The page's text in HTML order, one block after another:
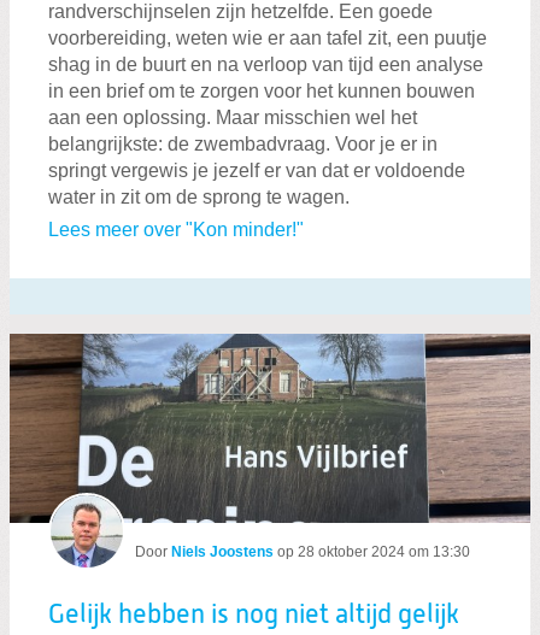
randverschijnselen zijn hetzelfde. Een goede
voorbereiding, weten wie er aan tafel zit, een puutje
shag in de buurt en na verloop van tijd een analyse
in een brief om te zorgen voor het kunnen bouwen
aan een oplossing. Maar misschien wel het
belangrijkste: de zwembadvraag. Voor je er in
springt vergewis je jezelf er van dat er voldoende
water in zit om de sprong te wagen.
Lees meer over "Kon minder!"
Door Niels Joostens op 28 oktober 2024 om 13:30
Gelijk hebben is nog niet altijd gelijk